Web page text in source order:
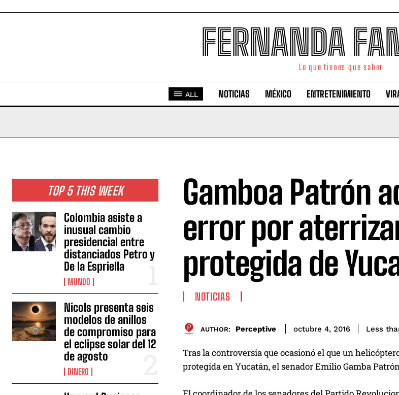
FERNANDA
Lo que tienes que saber
ALL NOTICIAS MÉXICO ENTRETENIMIENTO
TOP 5 THIS WEEK
Colombia asiste a
inusual cambio
presidencial entre
distanciados Petro y
De la Espriella
MUNDO
Nicols presenta seis
modelos de anillos
de compromiso para
el eclipse solar del 12
de agosto
DINERO
Gamboa Patrón
error por
protegida de
NOTICIAS
AUTHOR: Perceptive octubre 4, 2016 Less
Tras la controversia que ocasionó el que un
protegida en Yucatán, el senador Emilio Gamba